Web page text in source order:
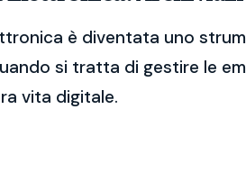
è diventata uno
si tratta di gestire le
vita digitale.